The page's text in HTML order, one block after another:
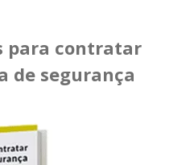
para contratar
de segurança